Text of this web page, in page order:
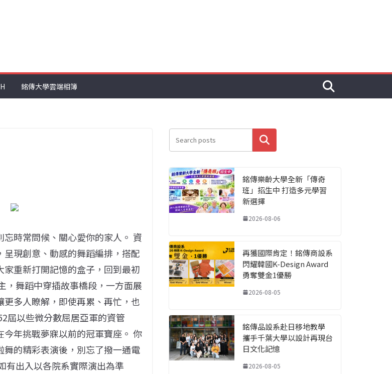
銘傳大學雲端相簿
時常問候、關心愛你的家人。 資
現創意、動感的舞蹈編排，搭配
重新打開記憶的盒子，回到最初
，舞蹈中穿插故事橋段，一方面展
多人瞭解，即使再累、再忙，也
屆以些微分數屈居亞軍的資管
年挑戰夢寐以前的冠軍寶座。 你
的精彩表演後，別忘了撥一通電
有出入以各院系實際演出為準
搜尋
銘傳樂齡大學全新「傳奇
班」招生中 打造多元學習
新選擇
2026-08-06
再獲國際肯定！銘傳商設系
閃耀韓國K-Design Award
勇奪雙金1優勝
2026-08-05
銘傳品設系赴日移地教學
攜手千葉大學以設計再現台
日文化記憶
2026-08-05